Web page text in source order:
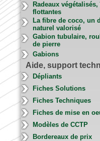
Radeaux
flottantes
La fibre de coco, un
naturel valorisé
Gabion tubulaire,
de pierre
Gabions
Aide, support
Dépliants
Fiches Solutions
Fiches Techniques
Fiches de mise en
Modèles de CCTP
Bordereaux de prix